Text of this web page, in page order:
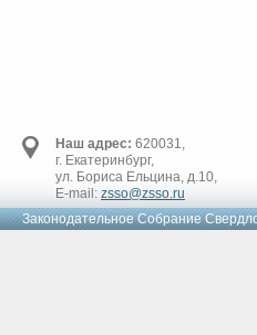
Наш адрес: 620031,
г. Екатеринбург,
ул. Бориса Ельцина, д.10,
E-mail: zsso@zsso.ru
Законодательное Cобрание